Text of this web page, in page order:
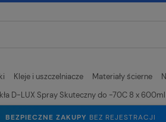
Kleje i uszczelniacze Materiały ścierne
D-LUX Spray Skuteczny do -70C 8 x 600ml
BEZPIECZNE ZAKUPY BEZ REJESTRACJI